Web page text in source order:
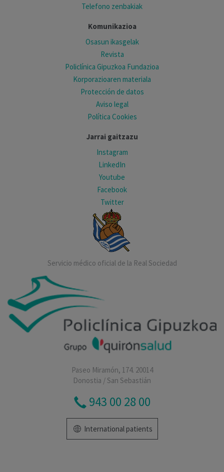
Telefono zenbakiak
Komunikazioa
Osasun ikasgelak
Revista
Policlínica Gipuzkoa Fundazioa
Korporazioaren materiala
Protección de datos
Aviso legal
Política Cookies
Jarrai gaitzazu
Instagram
LinkedIn
Youtube
Facebook
Twitter
Servicio médico oficial de la Real Sociedad
Paseo Miramón, 174. 20014
Donostia / San Sebastián
943 00 28 00
International patients